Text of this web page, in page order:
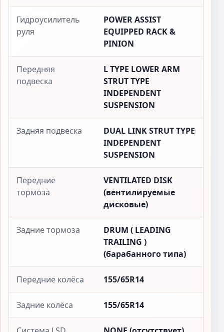
Гидроусилитель
руля
POWER ASSIST
EQUIPPED RACK &
PINION
Передняя
подвеска
L TYPE LOWER ARM
STRUT TYPE
INDEPENDENT
SUSPENSION
Задняя подвеска
DUAL LINK STRUT TYPE
INDEPENDENT
SUSPENSION
Передние
тормоза
VENTILATED DISK
(вентилируемые
дисковые)
Задние тормоза
DRUM ( LEADING
TRAILING )
(барабанного типа)
Передние колёса 155/65R14
Задние колёса 155/65R14